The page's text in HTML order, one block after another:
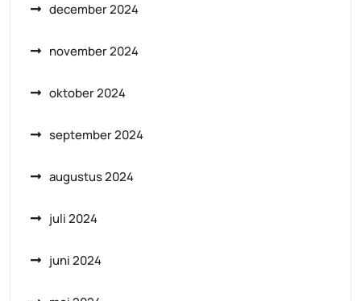
december 2024
november 2024
oktober 2024
september 2024
augustus 2024
juli 2024
juni 2024